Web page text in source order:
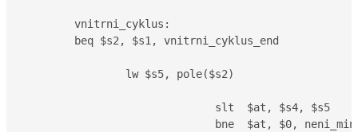
                              slt  $at, $s4, $s5
bne  $at, $0,